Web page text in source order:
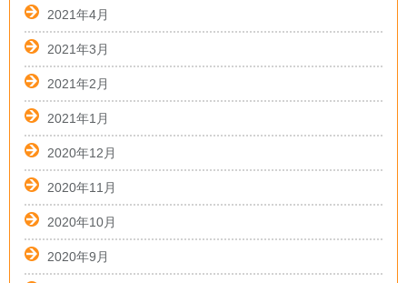
2021年4月
2021年3月
2021年2月
2021年1月
2020年12月
2020年11月
2020年10月
2020年9月